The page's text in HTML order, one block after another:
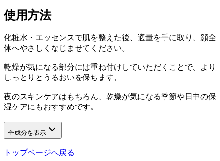
使用方法
化粧水・エッセンスで肌を整えた後、適量を手に取り、顔全
体へやさしくなじませてください。
乾燥が気になる部分には重ね付けしていただくことで、より
しっとりとうるおいを保ちます。
夜のスキンケアはもちろん、乾燥が気になる季節や日中の保
湿ケアにもおすすめです。
全成分を表示
トップページへ戻る